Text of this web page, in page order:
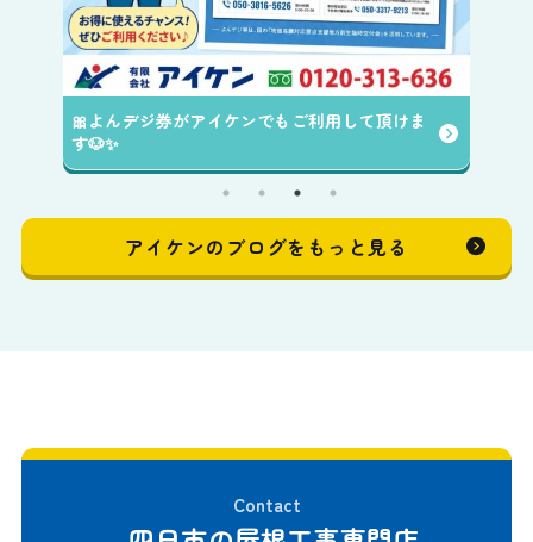
🎀よんデジ券がアイケンでもご利用して頂けま
す🐶✨️
アイケンのブログをもっと見る
Contact